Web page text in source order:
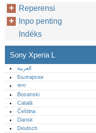
Reperensi
Inpo penting
Indéks
Sony Xperia L
العربية
Български
বাংলা
Bosanski
Català
Čeština
Dansk
Deutsch